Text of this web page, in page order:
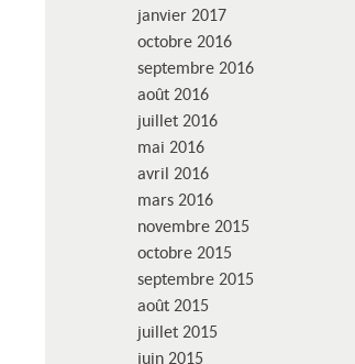
janvier 2017
octobre 2016
septembre 2016
août 2016
juillet 2016
mai 2016
avril 2016
mars 2016
novembre 2015
octobre 2015
septembre 2015
août 2015
juillet 2015
juin 2015